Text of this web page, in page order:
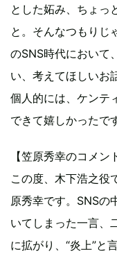
とした妬み、ちょっ
と。そんなつもりじ
のSNS時代において
い、考えてほしいお
個人的には、ケンテ
できて嬉しかったで
【笠原秀幸のコメン
この度、木下浩之役
原秀幸です。SNSの
いてしまった一言、
に拡がり、“炎上”と